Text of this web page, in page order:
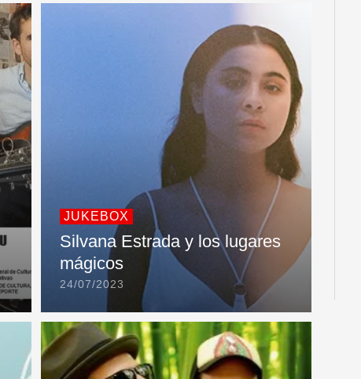
JUKEBOX
Silvana Estrada y los lugares
mágicos
24/07/2023